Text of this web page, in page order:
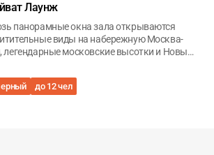
Лаунж
панорамные окна зала открываются
виды на набережную Москва-
легендарные московские высотки и Новый
до 12 чел